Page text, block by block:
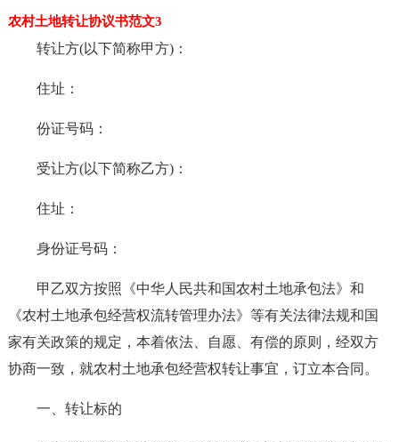
农村土地转让协议书范文3
转让方(以下简称甲方)：
住址：
份证号码：
受让方(以下简称乙方)：
住址：
身份证号码：
甲乙双方按照《中华人民共和国农村土地承包法》和
《农村土地承包经营权流转管理办法》等有关法律法规和国
家有关政策的规定，本着依法、自愿、有偿的原则，经双方
协商一致，就农村土地承包经营权转让事宜，订立本合同。
一、转让标的